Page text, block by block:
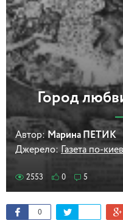
Город
Автор: Марина ПЕТИК
Джерело:
Газета по-
2553 0 5
0